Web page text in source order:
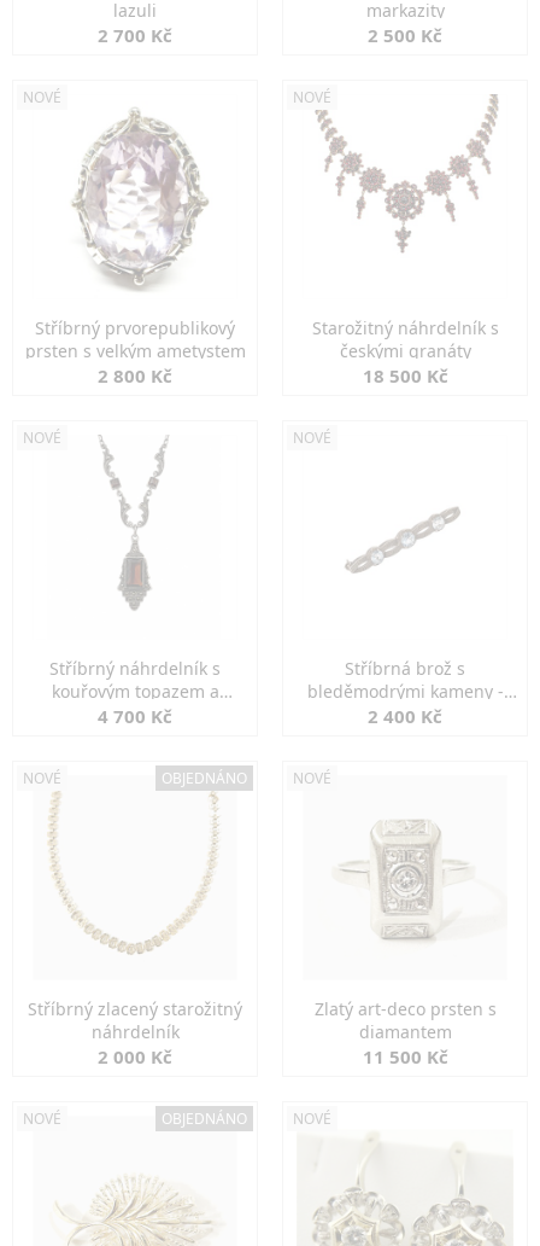
lazuli
2 700 Kč
markazity
2 500 Kč
NOVÉ
Stříbrný prvorepublikový
prsten s velkým ametystem
2 800 Kč
NOVÉ
Starožitný náhrdelník s
českými granáty
18 500 Kč
NOVÉ
Stříbrný náhrdelník s
kouřovým topazem a
markazity
4 700 Kč
NOVÉ
Stříbrná brož s
bleděmodrými kameny -
jemná elegance
2 400 Kč
NOVÉ OBJEDNÁNO
Stříbrný zlacený starožitný
náhrdelník
2 000 Kč
NOVÉ
Zlatý art-deco prsten s
diamantem
11 500 Kč
NOVÉ OBJEDNÁNO NOVÉ